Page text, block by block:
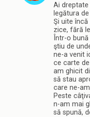
Ai dreptate
legătura
Şi uite
zice, fără
Într-o
ştiu de
ne-a venit
ce carte
am ghicit
să stau
care ne-
Peste
n-am mai
să spună,